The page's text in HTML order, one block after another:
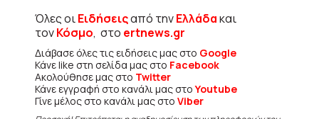
Όλες οιΕιδήσειςαπό τηνΕλλάδακαι
τονΚόσμο, στο ertnews.gr
Διάβασε όλες τις ειδήσεις μας στο Google
Κάνε like στη σελίδα μας στο Facebook
Ακολούθησε μας στο Twitter
Κάνε εγγραφή στο κανάλι μας στοYoutube
Γίνε μέλος στο κανάλι μας στο Viber